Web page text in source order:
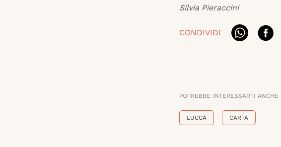
Silvia Pieraccini
CONDIVIDI
POTREBBE INTERESSARTI ANCHE
LUCCA CARTA